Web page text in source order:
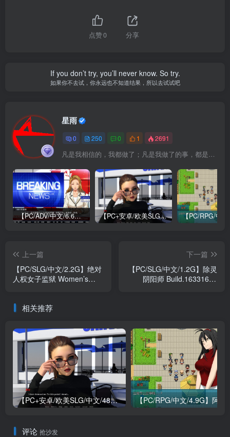
点赞0 分享
If you don’t try, you’ll never know. So try.
如果你不去试，你永远也不知道结果，所以去试试吧
星雨
0 250 0 1 2691
凡是我相信的，我都做了；凡是我做了的事，都是全身心地投入去做的
【PC/ADV/中文/6.6G】牺牲恶棍 SACRIFICE VILLAINS 官方中文版 【PC+安卓/欧美SLG/中文/484M】我们迷路了 We Are Lost V1.0 STEAM官方中文版
上一篇
【PC/SLG/中文/2.2G】绝对
人权女子监狱 Women’s
下一篇
【PC/SLG/中文/1.2G】除灵
阴阳师 Build.16331635
相关推荐
【PC+安卓/欧美SLG/中文/484M】我们迷路了 We Are Lost V1.0 STEAM官方中文版
评论 抢沙发